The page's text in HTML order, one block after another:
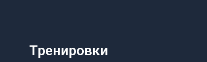
Тренировки